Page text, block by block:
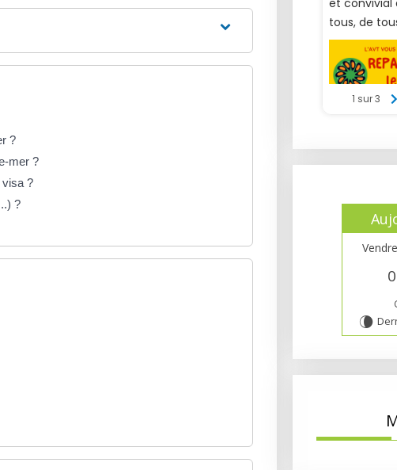
?
mer ?
visa ?
?
0
V